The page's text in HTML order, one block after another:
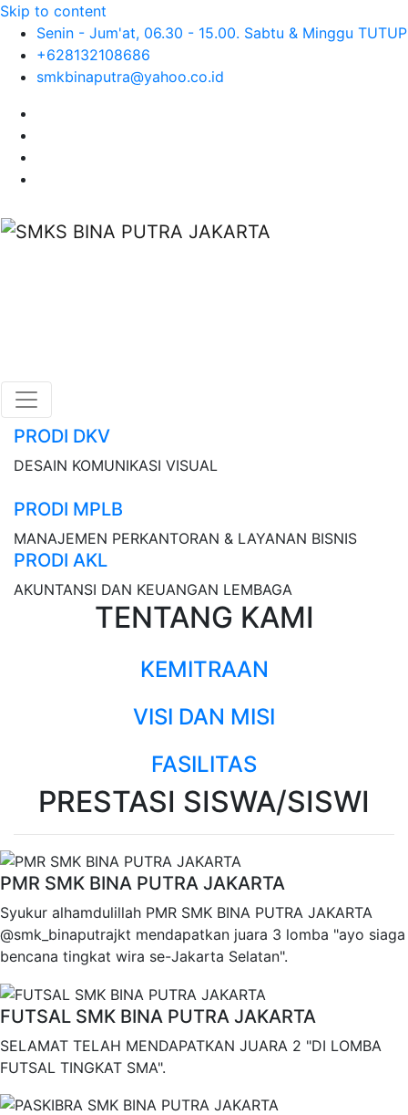
Skip to content
Senin - Jum'at, 06.30 - 15.00. Sabtu & Minggu TUTUP
+628132108686
smkbinaputra@yahoo.co.id
PRODI DKV
DESAIN KOMUNIKASI VISUAL
PRODI MPLB
MANAJEMEN PERKANTORAN & LAYANAN BISNIS
PRODI AKL
AKUNTANSI DAN KEUANGAN LEMBAGA
TENTANG KAMI
KEMITRAAN
VISI DAN MISI
FASILITAS
PRESTASI SISWA/SISWI
PMR SMK BINA PUTRA JAKARTA
Syukur alhamdulillah PMR SMK BINA PUTRA JAKARTA
@smk_binaputrajkt mendapatkan juara 3 lomba "ayo siaga
bencana tingkat wira se-Jakarta Selatan".
FUTSAL SMK BINA PUTRA JAKARTA
SELAMAT TELAH MENDAPATKAN JUARA 2 "DI LOMBA
FUTSAL TINGKAT SMA".